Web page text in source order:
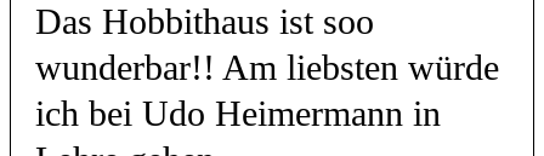
Das Hobbithaus ist soo
wunderbar!! Am liebsten würde
ich bei Udo Heimermann in